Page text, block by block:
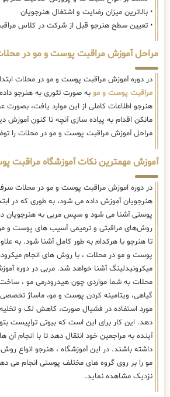
• بالاترین میزان رضایت و اشتغال هنرجویان
• تعیین سطح هنرجو قبل از شرکت در کلاس
مراحل آموزش مراقبت پوست و مو در
در دوره آموزش مراقبت پوست و مو در محلات
مراقبت پوست و مو به صورت تئوری به هنرجو
هنرجو اطلاعات کاملی از این موارد یافت، بصورت
مانکن اقدام به پیاده سازی آنچه تا کنون آموزش
مراحل آموزش مراقبت پوست و مو در محلات را
آموزش مهمترین نکات آموزشگاه مراقبت
در دوره اموزش مراقبت پوست و مو در محلات
هنرجویان آموزش داده می شود، به طوری که در
پوستی آشنا می شود و سپس مربی به
روش‌های مراقبتی و ترمیمی آسیب های پوست و مو
تا هنرجو با هرکدام به طور کامل آشنا شود. به
پوست و مو در محلات ، با روش های انجام
میکرونیدلینگ آشنا خواهد شد. مربی در دوره
محلات به شما مواردی چون هیدرودرمی مو ،
گیاهی، ویتامینه کردن پوست و مو، ماساژ
مورد استفاده در فشیال صورت، کاهش لک و
دهد. این کار برای این است که بیوتی تراپیست
آینده به مراجعین خود انتقال دهد تا با انجام
داشته باشند. در این آموزشگاه ، هنرجو انواع
مو را بر روی گروه های مختلف پوستی انجام می دهد
نزدیک مشاهده نماید.